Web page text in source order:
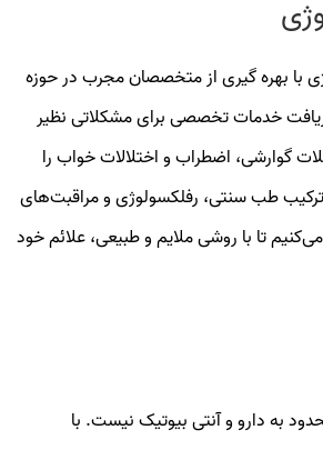
با بهره‌ گیری از متخصصان مجرب در حوزه
خدمات تخصصی برای مشکلاتی نظیر
گوارشی، اضطراب و اختلالات خواب را
طب سنتی، رفلکسولوژی و مراقبت‌های
تا با روشی ملایم و طبیعی، علائم خود
به دارو و آنتی‌ بیوتیک نیست. با